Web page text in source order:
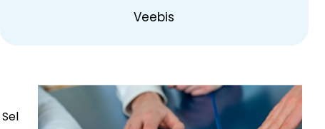
Veebis
Sel